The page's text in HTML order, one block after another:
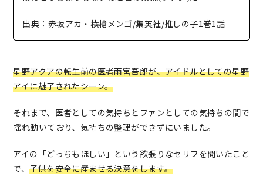
出典：赤坂アカ・横槍メンゴ/集英社/推しの子1巻1話
星野アクアの転生前の医者雨宮吾郎が、アイドルとしての星野
アイに魅了されたシーン。
それまで、医者としての気持ちとファンとしての気持ちの間で
揺れ動いており、気持ちの整理ができずにいました。
アイの「どっちもほしい」という欲張りなセリフを聞いたこと
で、子供を安全に産ませる決意をします。